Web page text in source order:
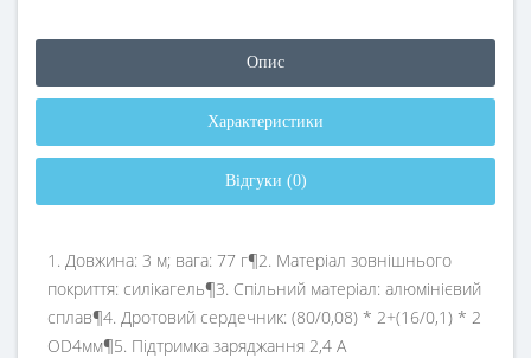
Опис
Характеристики
Відгуки (0)
1. Довжина: 3 м; вага: 77 г¶2. Матеріал зовнішнього
покриття: силікагель¶3. Спільний матеріал: алюмінієвий
сплав¶4. Дротовий сердечник: (80/0,08) * 2+(16/0,1) * 2
OD4мм¶5. Підтримка заряджання 2,4 А